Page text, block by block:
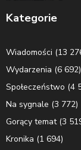
Kategorie
Wiadomości (13
Wydarzenia (6 692)
Społeczeństwo (4
Na sygnale (3 772)
Gorący temat(3
Kronika (1 694)